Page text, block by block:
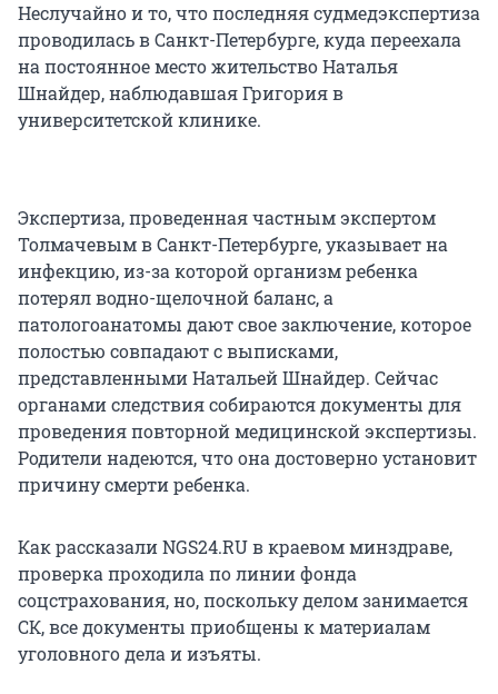
Неслучайно и то, что последняя судмедэкспертиза
проводилась в Санкт-Петербурге, куда переехала
на постоянное место жительство Наталья
Шнайдер, наблюдавшая Григория в
университетской клинике.
Экспертиза, проведенная частным экспертом
Толмачевым в Санкт-Петербурге, указывает на
инфекцию, из-за которой организм ребенка
потерял водно-щелочной баланс, а
патологоанатомы дают свое заключение, которое
полостью совпадают с выписками,
представленными Натальей Шнайдер. Сейчас
органами следствия собираются документы для
проведения повторной медицинской экспертизы.
Родители надеются, что она достоверно установит
причину смерти ребенка.
Как рассказали NGS24.RU в краевом минздраве,
проверка проходила по линии фонда
соцстрахования, но, поскольку делом занимается
СК, все документы приобщены к материалам
уголовного дела и изъяты.